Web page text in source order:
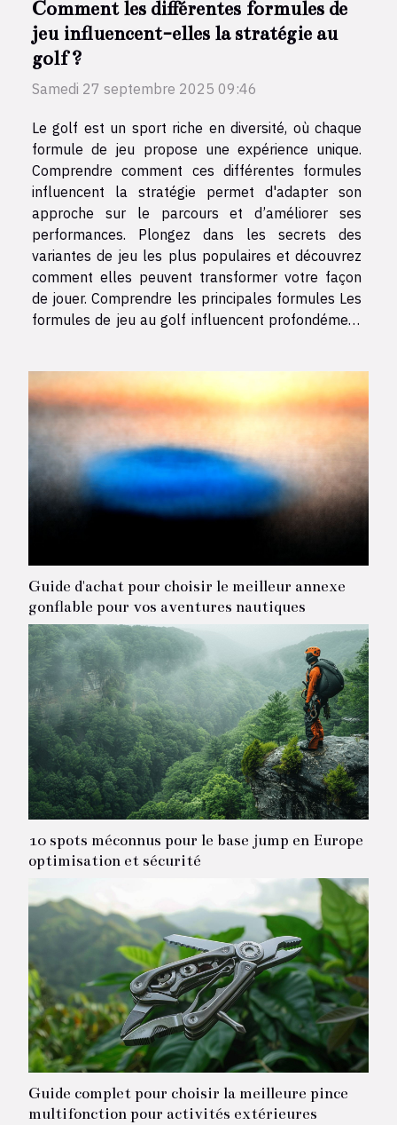
Comment les différentes formules de
jeu influencent-elles la stratégie au
golf ?
Samedi 27 septembre 2025 09:46
Le golf est un sport riche en diversité, où chaque
formule de jeu propose une expérience unique.
Comprendre comment ces différentes formules
influencent la stratégie permet d'adapter son
approche sur le parcours et d’améliorer ses
performances. Plongez dans les secrets des
variantes de jeu les plus populaires et découvrez
comment elles peuvent transformer votre façon
de jouer. Comprendre les principales formules Les
formules de jeu au golf influencent profondément
play, reconnu mondialement,...
Guide d'achat pour choisir le meilleur annexe
gonflable pour vos aventures nautiques
10 spots méconnus pour le base jump en Europe
optimisation et sécurité
Guide complet pour choisir la meilleure pince
multifonction pour activités extérieures